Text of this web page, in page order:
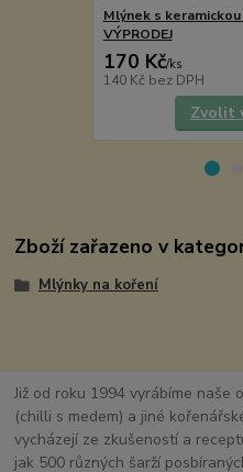
Mlýnek s keramickou
VÝPRODEJ
170 Kč/ks
140 Kč bez DPH
Zvolit
Zboží zařazeno v
Mlýnky na koření
Již od roku 1994 vyrábíme naše
(chilli s medem) a jiné
vycházejí ze zkušeností a
jak 500 různých šarží